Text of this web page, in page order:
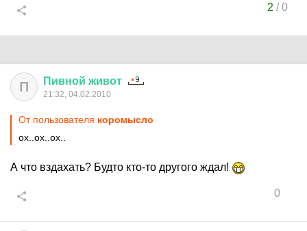
2 /0
П Пивной живот
21:32, 04.02.2010
От пользователя коромысло
ох..ох..ох..
А что вздахать? Будто кто-то другого ждал!
0